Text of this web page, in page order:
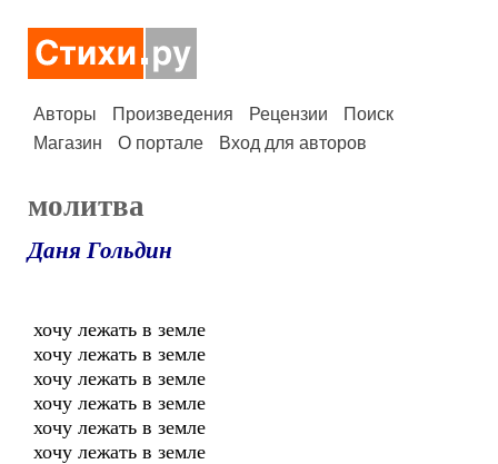
Авторы Произведения Рецензии
Поиск
Магазин
О портале Вход для авторов
молитва
Даня Гольдин
хочу лежать в земле
хочу лежать в земле
хочу лежать в земле
хочу лежать в земле
хочу лежать в земле
хочу лежать в земле